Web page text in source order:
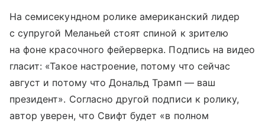
На семисекундном ролике американский лидер
с супругой Меланьей стоят спиной к зрителю
на фоне красочного фейерверка. Подпись на видео
гласит: «Такое настроение, потому что сейчас
август и потому что Дональд Трамп — ваш
президент». Согласно другой подписи к ролику,
автор уверен, что Свифт будет «в полном